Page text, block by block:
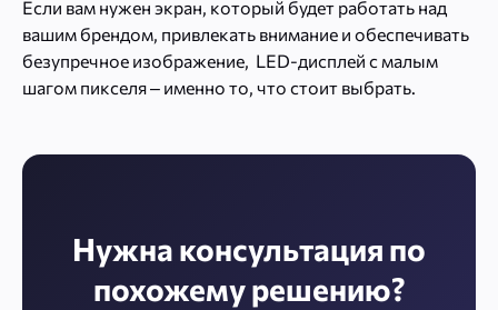
Если вам нужен экран, который будет работать над
вашим брендом, привлекать внимание и обеспечивать
безупречное изображение, LED-дисплей с малым
шагом пикселя – именно то, что стоит выбрать.
Нужна консультация по
похожему решению?